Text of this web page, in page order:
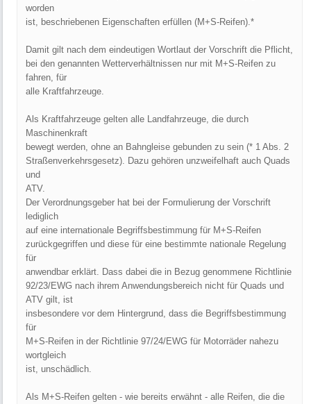
worden
ist, beschriebenen Eigenschaften erfüllen (M+S-Reifen).*
Damit gilt nach dem eindeutigen Wortlaut der Vorschrift die Pflicht,
bei den genannten Wetterverhältnissen nur mit M+S-Reifen zu
fahren, für
alle Kraftfahrzeuge.
Als Kraftfahrzeuge gelten alle Landfahrzeuge, die durch
Maschinenkraft
bewegt werden, ohne an Bahngleise gebunden zu sein (* 1 Abs. 2
Straßenverkehrsgesetz). Dazu gehören unzweifelhaft auch Quads
und
ATV.
Der Verordnungsgeber hat bei der Formulierung der Vorschrift
lediglich
auf eine internationale Begriffsbestimmung für M+S-Reifen
zurückgegriffen und diese für eine bestimmte nationale Regelung
für
anwendbar erklärt. Dass dabei die in Bezug genommene Richtlinie
92/23/EWG nach ihrem Anwendungsbereich nicht für Quads und
ATV gilt, ist
insbesondere vor dem Hintergrund, dass die Begriffsbestimmung
für
M+S-Reifen in der Richtlinie 97/24/EWG für Motorräder nahezu
wortgleich
ist, unschädlich.
Als M+S-Reifen gelten - wie bereits erwähnt - alle Reifen, die die